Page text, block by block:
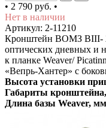
• 2 790 руб. •
Нет в наличии
Артикул: 2-11210
Кронштейн ВОМЗ ВIII-
оптических дневных и
к планке Weaver/
«Вепрь-Хантер» с
Высота установки
Габариты
Длина базы Weaver, мм